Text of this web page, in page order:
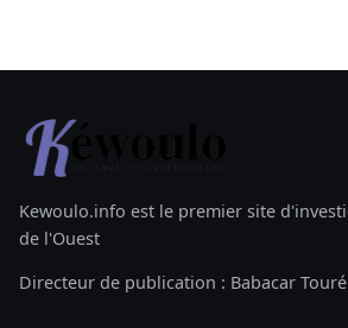
Kewoulo.info est le premier site
de l'Ouest
Directeur de publication : Babacar Touré